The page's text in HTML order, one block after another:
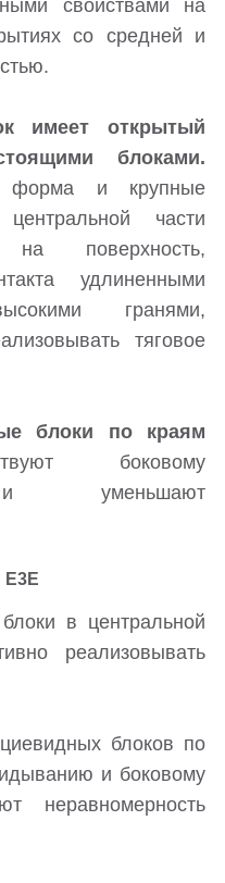
свойствами на
со средней и
имеет открытый
блоками.
форма и крупные
части
поверхность,
удлиненными
гранями,
тяговое
блоки по краям
боковому
и уменьшают
в центральной
реализовывать
блоков по
и боковому
неравномерность